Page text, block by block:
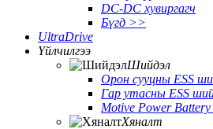
DC-DC хувиргагч
Бүгд >>
UltraDrive
Үйлчилгээ
Шийдэл
Орон сууцны ESS
Гар утасны ESS
Motive Power
Хяналт